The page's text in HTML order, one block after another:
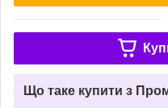
Що таке купити з